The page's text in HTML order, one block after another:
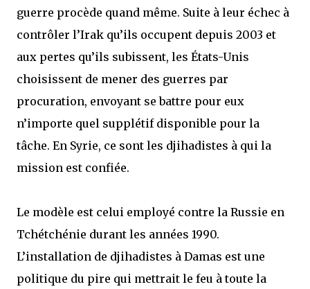
guerre procède quand même. Suite à leur échec à
contrôler l’Irak qu’ils occupent depuis 2003 et
aux pertes qu’ils subissent, les États-Unis
choisissent de mener des guerres par
procuration, envoyant se battre pour eux
n’importe quel supplétif disponible pour la
tâche. En Syrie, ce sont les djihadistes à qui la
mission est confiée.
Le modèle est celui employé contre la Russie en
Tchétchénie durant les années 1990.
L’installation de djihadistes à Damas est une
politique du pire qui mettrait le feu à toute la